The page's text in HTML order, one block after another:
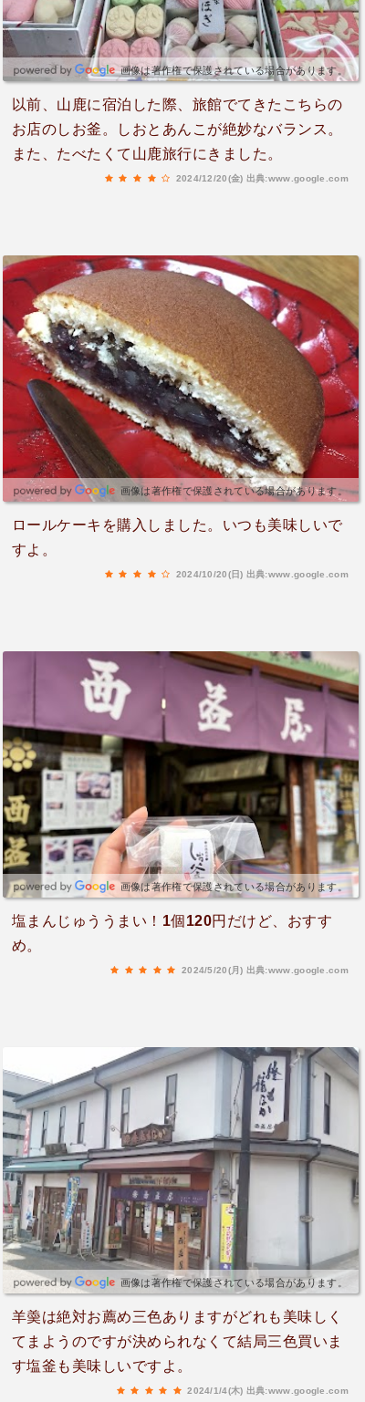
画像は著作権で保護されている場合があります。
以前、山鹿に宿泊した際、旅館でてきたこちらの
お店のしお釜。しおとあんこが絶妙なバランス。
また、たべたくて山鹿旅行にきました。
2024/12/20(金) 出典:www.google.com
画像は著作権で保護されている場合があります。
ロールケーキを購入しました。いつも美味しいで
すよ。
2024/10/20(日) 出典:www.google.com
画像は著作権で保護されている場合があります。
塩まんじゅううまい！1個120円だけど、おすす
め。
2024/5/20(月) 出典:www.google.com
画像は著作権で保護されている場合があります。
羊羮は絶対お薦め三色ありますがどれも美味しく
てまようのですが決められなくて結局三色買いま
す塩釜も美味しいですよ。
2024/1/4(木) 出典:www.google.com